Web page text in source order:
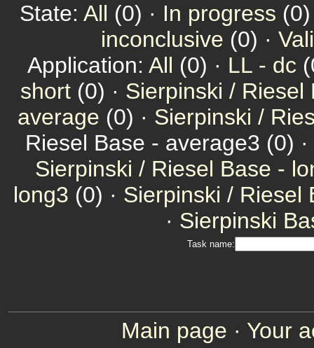
State: All (0) · In progress
inconclusive (0) ·
Application: All (0) · LL - dc
short (0) · Sierpinski / Riesel
average (0) · Sierpinski /
Riesel Base - average3 (0) ·
Sierpinski / Riesel Base -
long3 (0) · Sierpinski / Riesel
· Sierpinski
Task name:
Main page · Your